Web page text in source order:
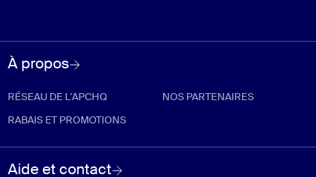
À propos
RÉSEAU DE L'APCHQ NOS PARTENAIRES
RABAIS ET PROMOTIONS
Aide et contact